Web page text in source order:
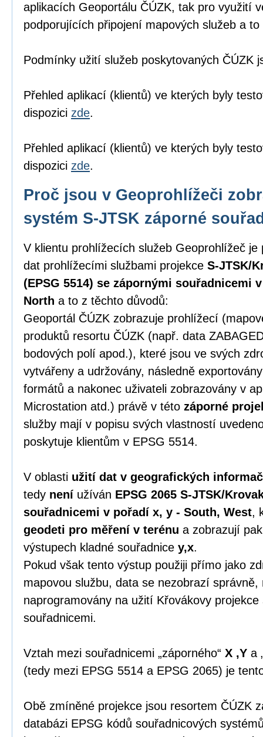
aplikacích Geoportálu ČÚZK, tak pro využití
podporujících připojení mapových služeb a
Podmínky užití služeb poskytovaných ČÚZK
Přehled aplikací (klientů) ve kterých byly
dispozici zde.
Přehled aplikací (klientů) ve kterých byly
dispozici zde.
Proč jsou v Geoprohlížeči
systém S-JTSK záporné
V klientu prohlížecích služeb Geoprohlížeč je
dat prohlížecími službami projekce S-JTSK/
(EPSG 5514) se zápornými souřadnicemi
North a to z těchto důvodů:
Geoportál ČÚZK zobrazuje prohlížecí
produktů resortu ČÚZK (např. data
bodových polí apod.), které jsou ve svých
vytvářeny a udržovány, následně
formátů a nakonec uživateli zobrazovány v
Microstation atd.) právě v této záporné
služby mají v popisu svých vlastností
poskytuje klientům v EPSG 5514.
V oblasti užití dat v geografických
tedy není užíván EPSG 2065 S-JTSK/
souřadnicemi v pořadí x, y - South, West,
geodeti pro měření v terénu a zobrazují
výstupech kladné souřadnice y,x.
Pokud však tento výstup použiji přímo jako
mapovou službu, data se nezobrazí
naprogramovány na užití Křovákovy projekce
souřadnicemi.
Vztah mezi souřadnicemi „záporného“ X ,Y a
(tedy mezi EPSG 5514 a EPSG 2065) je
Obě zmíněné projekce jsou resortem ČÚZK
databázi EPSG kódů souřadnicových